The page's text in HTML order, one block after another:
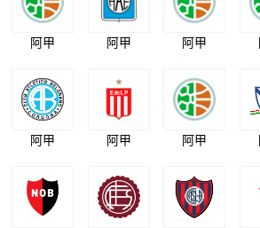
阿甲 阿甲 阿甲
阿甲 阿甲 阿甲